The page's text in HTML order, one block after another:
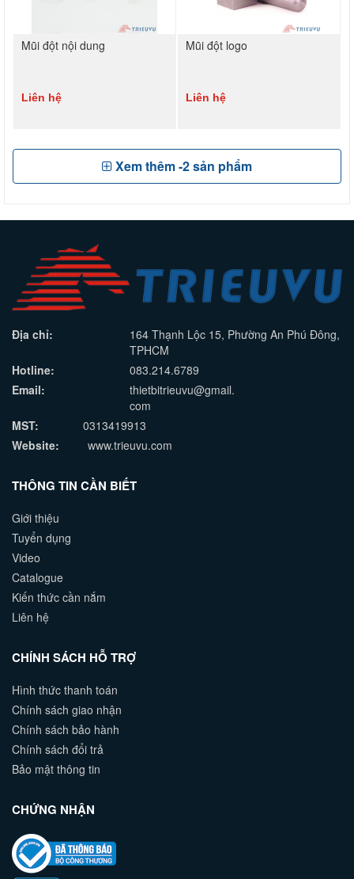
Mũi đột nội dung
Liên hệ
Mũi đột logo
Liên hệ
Xem thêm-2sản phẩm
Địa chỉ:
164 Thạnh Lộc 15, Phường An Phú Đông,
TPHCM
Hotline:
083.214.6789
Email:
thietbitrieuvu@gmail.
com
MST: 0313419913
Website: www.trieuvu.com
THÔNG TIN CẦN BIẾT
Giới thiệu
Tuyển dụng
Video
Catalogue
Kiến thức cần nắm
Liên hệ
CHÍNH SÁCH HỖ TRỢ
Hình thức thanh toán
Chính sách giao nhận
Chính sách bảo hành
Chính sách đổi trả
Bảo mật thông tin
CHỨNG NHẬN